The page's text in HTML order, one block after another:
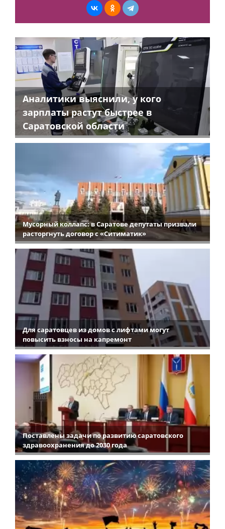
Аналитики выяснили, у кого
зарплаты растут быстрее в
Саратовской области
Мусорный коллапс: в Саратове депутаты призвали
расторгнуть договор с «Ситиматик»
Для саратовцев из домов с лифтами могут
повысить взносы на капремонт
Поставлены задачи по развитию саратовского
здравоохранения до 2030 года